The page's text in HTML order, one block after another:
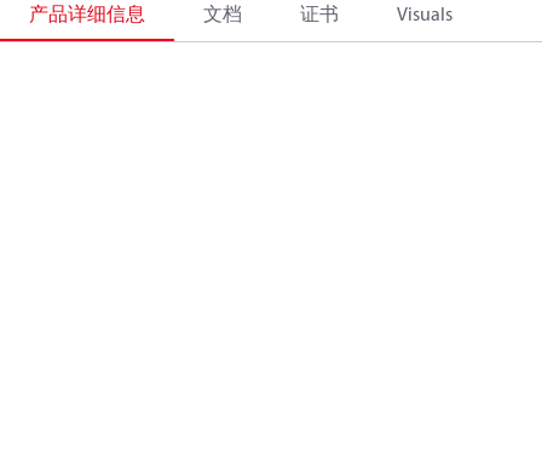
产品详细信息 文档 证书 Visuals